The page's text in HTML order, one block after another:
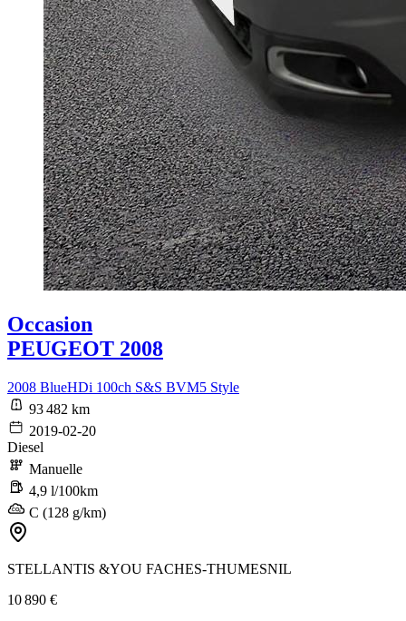
Occasion
PEUGEOT 2008
2008 BlueHDi 100ch S&S BVM5 Style
93 482 km
2019-02-20
Diesel
Manuelle
4,9 l/100km
C (128 g/km)
STELLANTIS &YOU FACHES-THUMESNIL
10 890 €